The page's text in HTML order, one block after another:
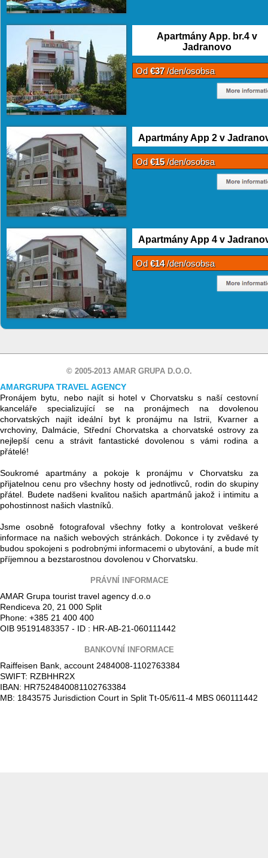
Apartmány App. br.4 v
Jadranovo
Od€37/den/osobsa
Apartmány App 2 v
Od€15/den/osobsa
Apartmány App 4 v
Od€14/den/osobsa
© 2005-2013 AMAR GRUPA D.O.O.
AMARGRUPA TRAVEL AGENCY
Pronájem bytu, nebo najít si hotel v Chorvatsku s naší cestovní
kanceláře specializující se na pronájmech na dovolenou
chorvatských najít ideální byt k pronájmu na Istrii, Kvarner a
vrchoviny, Dalmácie, Střední Chorvatska a chorvatské ostrovy za
nejlepší cenu a strávit fantastické dovolenou s vámi rodina a
přátelé!
Soukromé apartmány a pokoje k pronájmu v Chorvatsku za
přijatelnou cenu pro všechny hosty od jednotlivců, rodin do skupiny
přátel. Budete nadšeni kvalitou našich apartmánů jakož i intimitu a
pohostinnost našich vlastníků.
Jsme osobně fotografoval všechny fotky a kontrolovat veškeré
informace na našich webových stránkách. Dokonce i ty zvědavé ty
budou spokojeni s podrobnými informacemi o ubytování, a bude mít
příjemnou a bezstarostnou dovolenou v Chorvatsku.
PRÁVNÍ INFORMACE
AMAR Grupa tourist travel agency d.o.o
Rendiceva 20, 21 000 Split
Phone: +385 21 400 400
OIB 95191483357 - ID : HR-AB-21-060111442
BANKOVNÍ INFORMACE
Raiffeisen Bank, account 2484008-1102763384
SWIFT: RZBHHR2X
IBAN: HR7524840081102763384
MB: 1843575 Jurisdiction Court in Split Tt-05/611-4 MBS 060111442